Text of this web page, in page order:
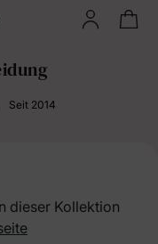
Seit 2014
dieser Kollektion